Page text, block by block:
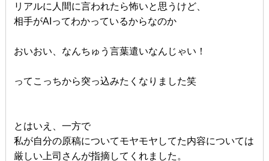
リアルに人間に言われたら怖いと思うけど、
相手がAIってわかっているからなのか
おいおい、なんちゅう言葉遣いなんじゃい！
ってこっちから突っ込みたくなりました笑
とはいえ、一方で
私が自分の原稿についてモヤモヤしてた内容については
厳しい上司さんが指摘してくれました。